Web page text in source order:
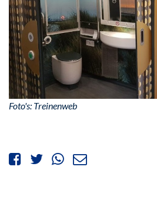
Foto's: Treinenweb